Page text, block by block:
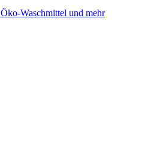
Öko-Waschmittel und mehr